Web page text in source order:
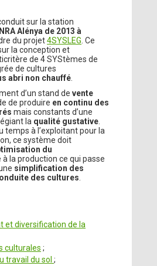
sur la station
INRA Alénya de 2013 à
du projet4SYSLEG . Ce
la conception et
de 4 SYStèmes de
de cultures
abri non chauffé
d’un stand devente
de produire en continu des
mais constants d’une
la qualité gustative
temps à l’exploitant pour la
ce système doit
du
à la production ce qui passe
simplification des
des cultures
et diversification de la
culturales ;
travail du sol;